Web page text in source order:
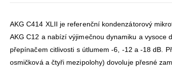
AKG C414 XLII je referenční kondenzátorový
AKG C12 a nabízí výjimečnou dynamiku a
přepínačem citlivosti s útlumem -6, -12 a -18 dB.
osmičková a čtyři mezipolohy) dovoluje přesné